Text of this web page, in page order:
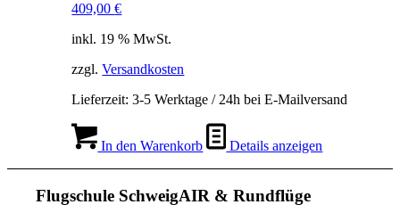
409,00€
inkl. 19 % MwSt.
zzgl.Versandkosten
Lieferzeit:3-5 Werktage / 24h bei E-Mailversand
In den Warenkorb Details anzeigen
Flugschule SchweigAIR & Rundflüge